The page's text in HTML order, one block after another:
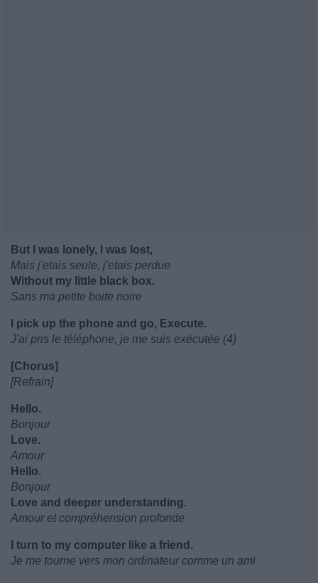
But I was lonely, I was lost,
Mais j'etais seule, j'etais perdue
Without my little black box.
Sans ma petite boite noire
I pick up the phone and go, Execute.
J'ai pris le téléphone, je me suis exécutée (4)
[Chorus]
[Refrain]
Hello.
Bonjour
Love.
Amour
Hello.
Bonjour
Love and deeper understanding.
Amour et compréhension profonde
I turn to my computer like a friend.
Je me tourne vers mon ordinateur comme un ami